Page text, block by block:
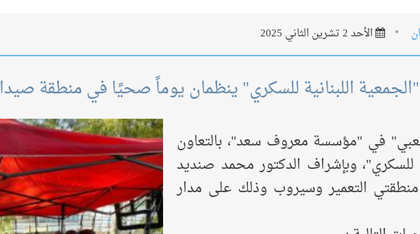
الأحد 2 تشرين الثاني 2025
اللبنانية للسكري" ينظمان يوماً صحيًا في منطقة صيدا
في "مؤسسة معروف سعد"، بالتعاون
للسكري"، وبإشراف الدكتور محمد صنديد
التعمير وسيروب وذلك على مدار